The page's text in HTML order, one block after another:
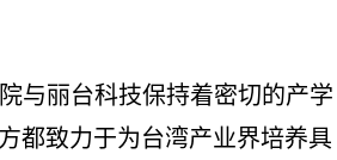
与丽台科技保持着密切的产学
都致力于为台湾产业界培养具